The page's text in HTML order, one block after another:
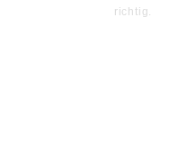
richtig.